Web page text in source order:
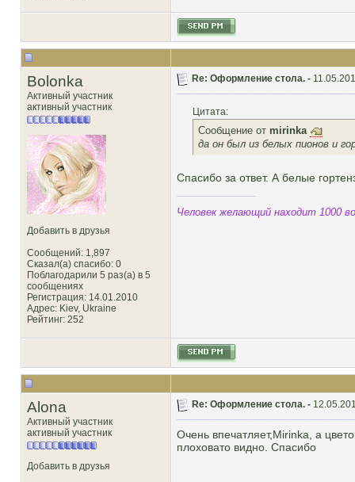
Bolonka
Активный участник
активный участник
Добавить в друзья
Сообщений: 1,897
Сказал(а) спасибо: 0
Поблагодарили 5 раз(а) в 5
сообщениях
Регистрация: 14.01.2010
Адрес: Kiev, Ukraine
Рейтинг: 252
Re: Оформление стола. -
Цитата:
Сообщение от mirinka
да он был из белых пионов и
Спасибо за ответ. А белые
Человек желающий находит 1000
Alona
Активный участник
активный участник
Добавить в друзья
Re: Оформление стола. -
Очень впечатляет,Mirinka, а
плоховато видно. Спасибо